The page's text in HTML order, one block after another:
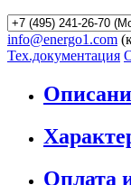
info@energo1.com
Тех.документация
Оплата